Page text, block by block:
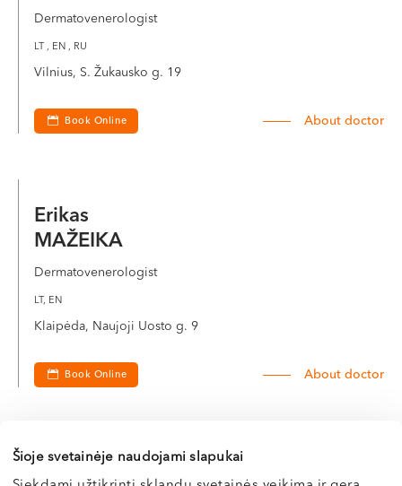
Šioje svetainėje naudojami slapukai
Dermatovenerologist
LT , EN , RU
Vilnius, S. Žukausko g. 19
Book Online About doctor
Erikas
MAŽEIKA
Dermatovenerologist
LT, EN
Klaipėda, Naujoji Uosto g. 9
Book Online About doctor
Raimonda